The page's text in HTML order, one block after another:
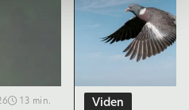
13 min. Viden